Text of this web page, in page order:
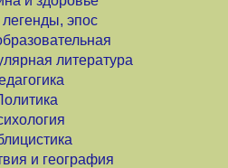
эпос
литература
и география